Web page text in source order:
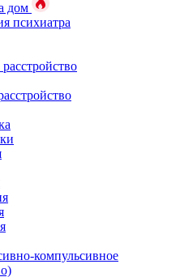
дом
психиатра
компульсивное